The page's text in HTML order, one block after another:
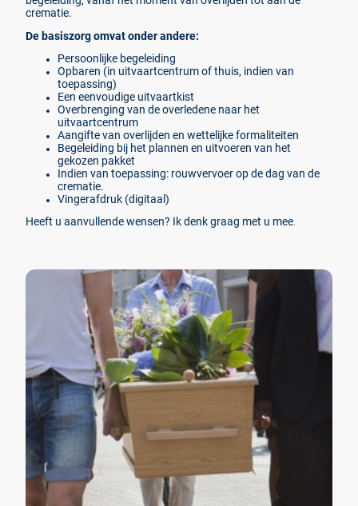
crematie.
De basiszorg omvat onder andere:
Persoonlijke begeleiding
Opbaren (in uitvaartcentrum of thuis, indien van
toepassing)
Een eenvoudige uitvaartkist
Overbrenging van de overledene naar het
uitvaartcentrum
Aangifte van overlijden en wettelijke formaliteiten
Begeleiding bij het plannen en uitvoeren van het
gekozen pakket
Indien van toepassing: rouwvervoer op de dag van de
crematie.
Vingerafdruk (digitaal)
Heeft u aanvullende wensen? Ik denk graag met u mee